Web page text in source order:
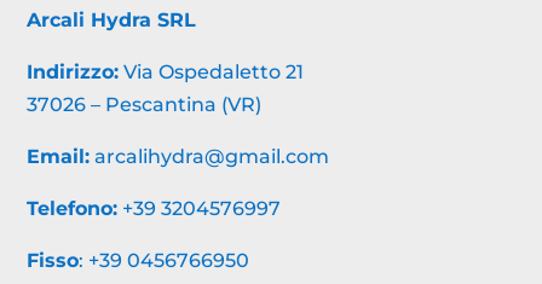
Arcali Hydra SRL
Indirizzo: Via Ospedaletto 21
37026 – Pescantina (VR)
Email: arcalihydra@gmail.com
Telefono: +39 3204576997
Fisso: +39 0456766950